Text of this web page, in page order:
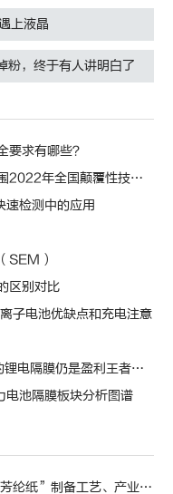
上液晶
粉，终于有人讲明白了
要求有哪些？
全国颠覆性技术创新大赛
速检测中的应用
SEM）
区别对比
子电池优缺点和充电注意
仍是盈利王者？| 见智研究
电池隔膜板块分析图谱
备工艺、产业链及主要应用